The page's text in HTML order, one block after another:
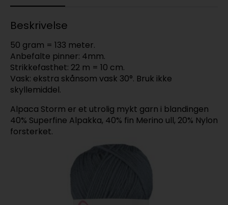
Beskrivelse
50 gram = 133 meter.
Anbefalte pinner: 4mm.
Strikkefasthet: 22 m = 10 cm.
Vask: ekstra skånsom vask 30°. Bruk ikke
skyllemiddel.
Alpaca Storm er et utrolig mykt garn i blandingen
40% Superfine Alpakka, 40% fin Merino ull, 20% Nylon
forsterket.